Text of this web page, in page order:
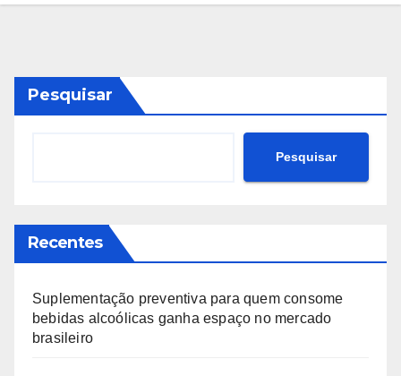
Pesquisar
Pesquisar
Recentes
Suplementação preventiva para quem consome
bebidas alcoólicas ganha espaço no mercado
brasileiro